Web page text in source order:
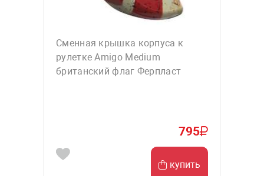
Сменная крышка корпуса к
рулетке Amigo Medium
британский флаг Ферпласт
795
купить